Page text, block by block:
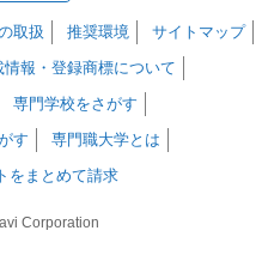
取扱 推奨環境
サイトマップ
情報・登録商標について
専門学校をさがす
す
専門職大学とは
をまとめて請求
Corporation